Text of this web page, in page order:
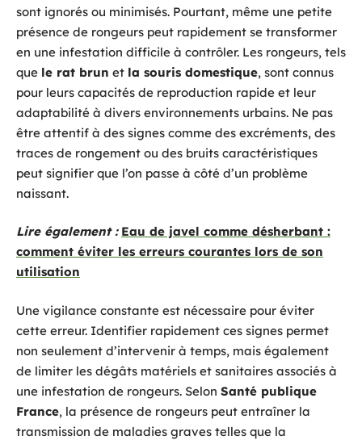
sont ignorés ou minimisés. Pourtant, même une petite
présence de rongeurs peut rapidement se transformer
en une infestation difficile à contrôler. Les rongeurs, tels
que le rat brun et la souris domestique, sont connus
pour leurs capacités de reproduction rapide et leur
adaptabilité à divers environnements urbains. Ne pas
être attentif à des signes comme des excréments, des
traces de rongement ou des bruits caractéristiques
peut signifier que l’on passe à côté d’un problème
naissant.
Lire également : Eau de javel comme désherbant :
comment éviter les erreurs courantes lors de son
utilisation
Une vigilance constante est nécessaire pour éviter
cette erreur. Identifier rapidement ces signes permet
non seulement d’intervenir à temps, mais également
de limiter les dégâts matériels et sanitaires associés à
une infestation de rongeurs. Selon Santé publique
France, la présence de rongeurs peut entraîner la
transmission de maladies graves telles que la